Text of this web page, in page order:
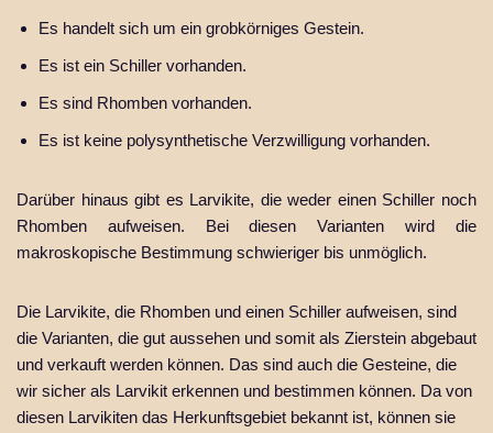
Es handelt sich um ein grobkörniges Gestein.
Es ist ein Schiller vorhanden.
Es sind Rhomben vorhanden.
Es ist keine polysynthetische Verzwilligung vorhanden.
Darüber hinaus gibt es Larvikite, die weder einen Schiller noch
Rhomben aufweisen. Bei diesen Varianten wird die
makroskopische Bestimmung schwieriger bis unmöglich.
Die Larvikite, die Rhomben und einen Schiller aufweisen, sind
die Varianten, die gut aussehen und somit als Zierstein abgebaut
und verkauft werden können. Das sind auch die Gesteine, die
wir sicher als Larvikit erkennen und bestimmen können. Da von
diesen Larvikiten das Herkunftsgebiet bekannt ist, können sie